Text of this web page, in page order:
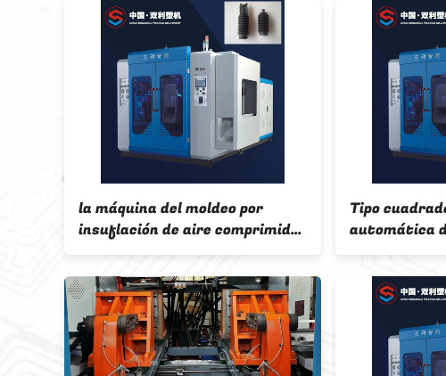
del moldeo por
de aire comprimido
5l acanaló el tubo
de 1 capa
Tipo cuadrado protuberancia
automática de la máquina de
moldear U de la botella del
HDPE de 5l